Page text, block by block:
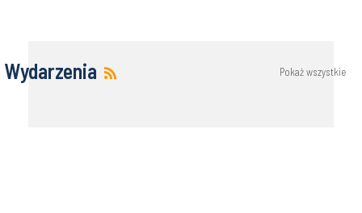
Wydarzenia Pokaż wszystkie